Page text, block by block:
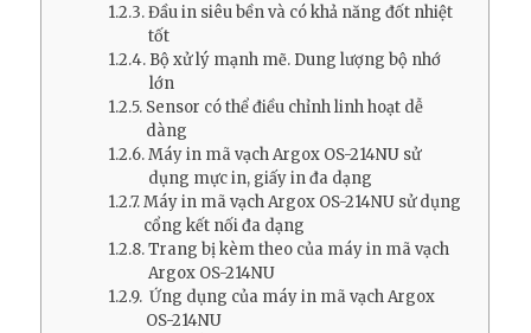
Đầu in siêu bền và có khả năng đốt nhiệt
tốt
Bộ xử lý mạnh mẽ. Dung lượng bộ nhớ
lớn
Sensor có thể điều chỉnh linh hoạt dễ
dàng
Máy in mã vạch Argox OS-214NU sử
dụng mực in, giấy in đa dạng
Máy in mã vạch Argox OS-214NU sử dụng
cổng kết nối đa dạng
Trang bị kèm theo của máy in mã vạch
Argox OS-214NU
Ứng dụng của máy in mã vạch Argox
OS-214NU